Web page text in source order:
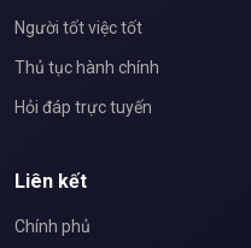
Người tốt việc tốt
Thủ tục hành chính
Hỏi đáp trực tuyến
Liên kết
Chính phủ